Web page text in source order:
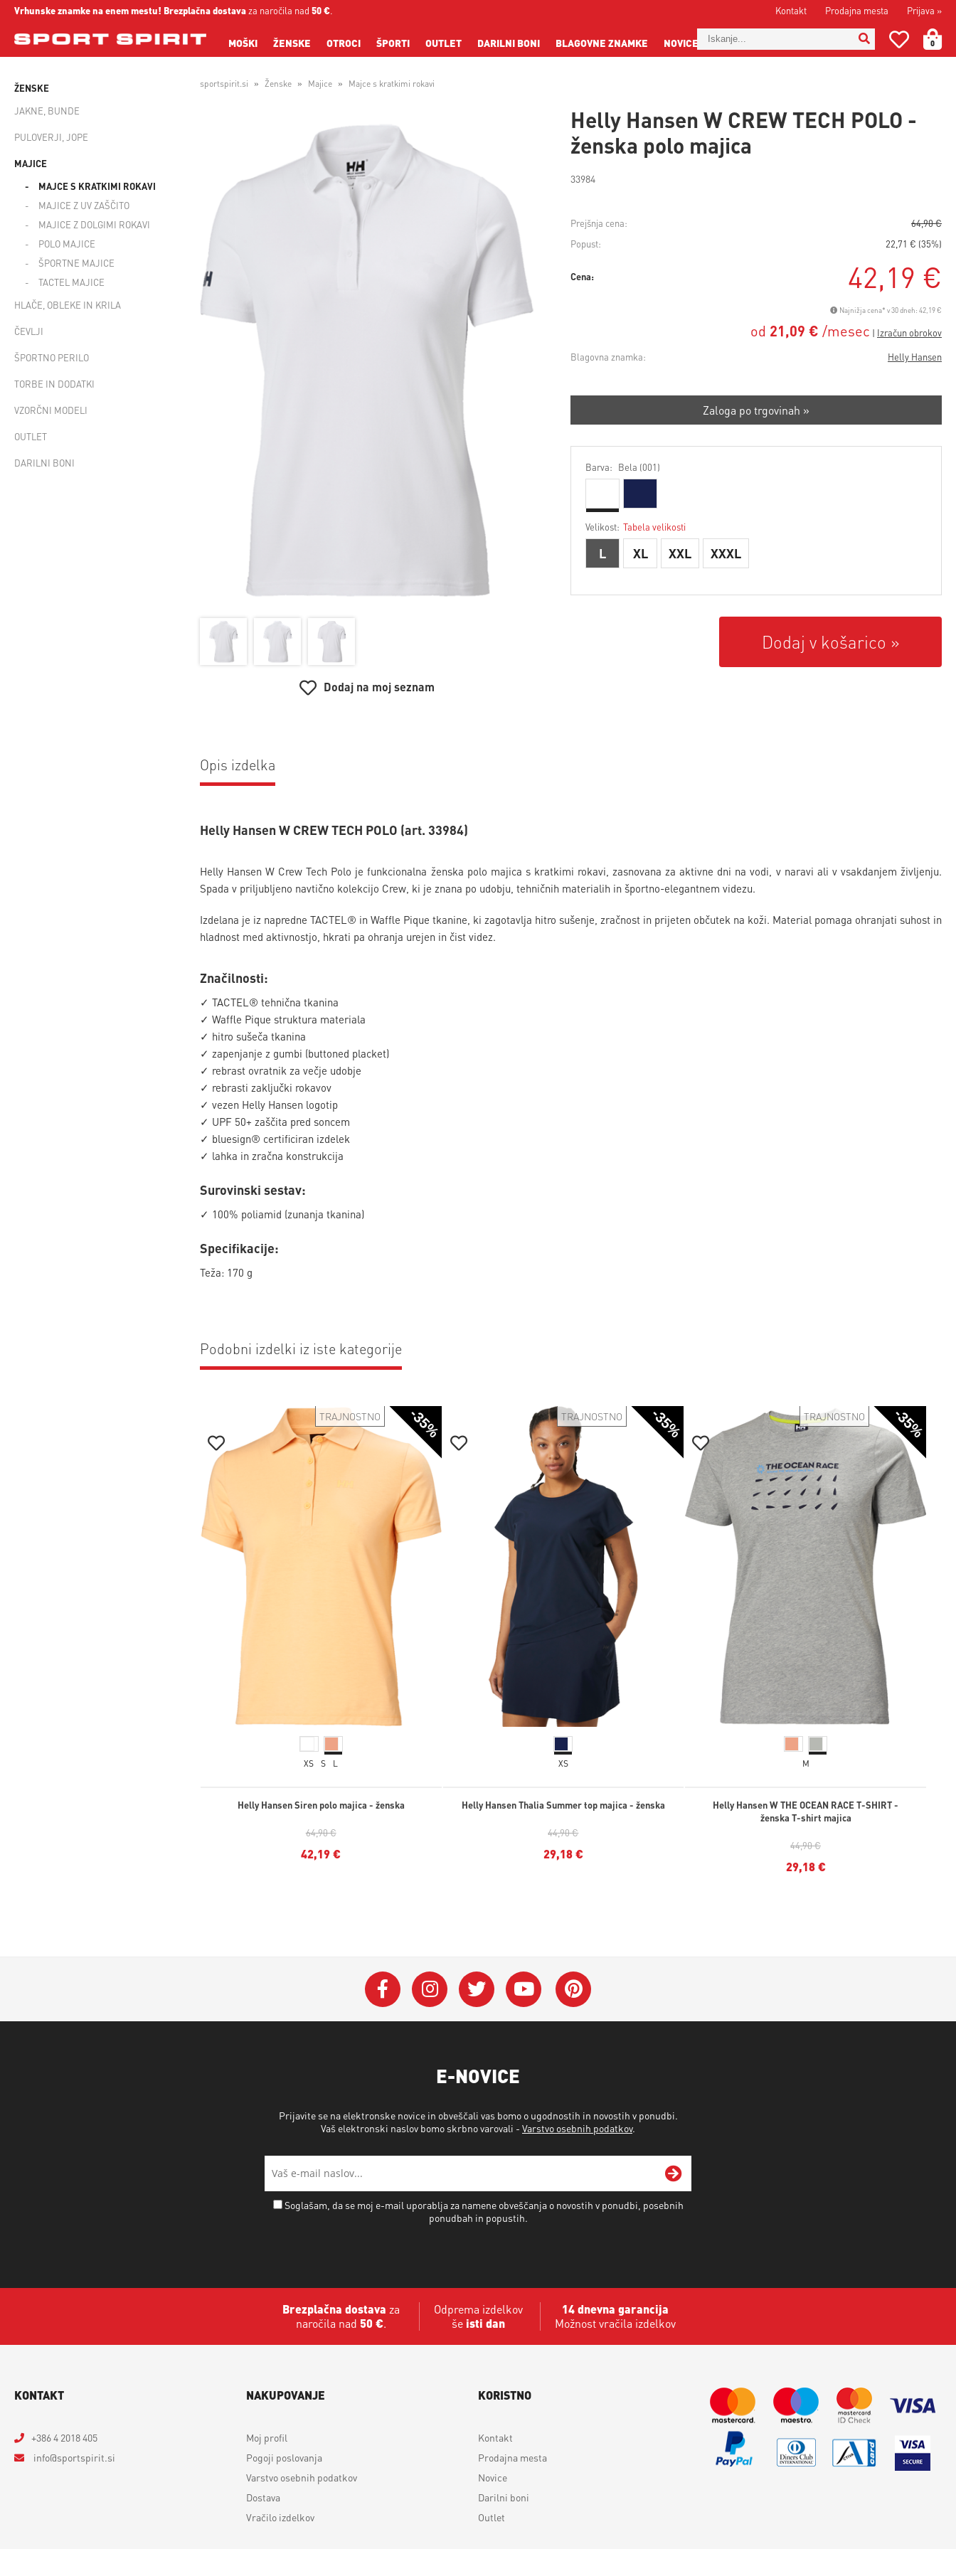
Prijava »
Kontakt Prodajna mesta
Vrhunske znamke na enem mestu! Brezplačna dostavaza naročila nad 50 €.
0
MOŠKI ŽENSKE OTROCI ŠPORTI OUTLET DARILNI BONI BLAGOVNE ZNAMKE NOVICE
ŽENSKE
JAKNE, BUNDE
PULOVERJI, JOPE
MAJICE
MAJCE S KRATKIMI ROKAVI
MAJICE Z UV ZAŠČITO
MAJICE Z DOLGIMI ROKAVI
POLO MAJICE
ŠPORTNE MAJICE
TACTEL MAJICE
HLAČE, OBLEKE IN KRILA
ČEVLJI
ŠPORTNO PERILO
TORBE IN DODATKI
VZORČNI MODELI
OUTLET
DARILNI BONI
sportspirit.si Ženske Majice Majce s kratkimi rokavi
Helly Hansen W CREW TECH POLO -
ženska polo majica
33984
Dodaj na moj seznam
Prejšnja cena:
64,90 €
Popust:
22,71 € (35%)
Cena: 42,19 €
Najnižja cena* v 30 dneh: 42,19 €
od 21,09 € /mesec
Blagovna znamka: Helly Hansen
Zaloga po trgovinah »
Barva: Bela (001)
Velikost: Tabela velikosti
L XL XXL XXXL
Dodaj v košarico
Opis izdelka
Helly Hansen W CREW TECH POLO (art. 33984)
Helly Hansen W Crew Tech Polo je funkcionalna ženska polo majica s kratkimi rokavi, zasnovana za aktivne dni na vodi, v naravi ali v vsakdanjem življenju.
Spada v priljubljeno navtično kolekcijo Crew, ki je znana po udobju, tehničnih materialih in športno-elegantnem videzu.
Izdelana je iz napredne TACTEL® in Waffle Pique tkanine, ki zagotavlja hitro sušenje, zračnost in prijeten občutek na koži. Material pomaga ohranjati suhost in
hladnost med aktivnostjo, hkrati pa ohranja urejen in čist videz.
Značilnosti:
✓ TACTEL® tehnična tkanina
✓ Waffle Pique struktura materiala
✓ hitro sušeča tkanina
✓ zapenjanje z gumbi (buttoned placket)
✓ rebrast ovratnik za večje udobje
✓ rebrasti zaključki rokavov
✓ vezen Helly Hansen logotip
✓ UPF 50+ zaščita pred soncem
✓ bluesign® certificiran izdelek
✓ lahka in zračna konstrukcija
Surovinski sestav:
✓ 100% poliamid (zunanja tkanina)
Specifikacije:
Teža: 170 g
Podobni izdelki iz iste kategorije
-35%
TRAJNOSTNO
XS S L
Helly Hansen Siren polo majica - ženska
64,90 €
42,19 €
-35%
TRAJNOSTNO
XS
Helly Hansen Thalia Summer top majica - ženska
44,90 €
29,18 €
-35%
TRAJNOSTNO
M
Helly Hansen W THE OCEAN RACE T-SHIRT -
ženska T-shirt majica
44,90 €
29,18 €
E-NOVICE
Prijavite se na elektronske novice in obveščali vas bomo o ugodnostih in novostih v ponudbi.
Vaš elektronski naslov bomo skrbno varovali - Varstvo osebnih podatkov.
Soglašam, da se moj e-mail uporablja za namene obveščanja o novostih v ponudbi, posebnih
ponudbah in popustih.
Brezplačna dostava za
naročila nad 50 €.
Odprema izdelkov
še isti dan
14 dnevna garancija
Možnost vračila izdelkov
KONTAKT
+386 4 2018 405
info
sportspirit.si
NAKUPOVANJE
Moj profil
Pogoji poslovanja
Varstvo osebnih podatkov
Dostava
Vračilo izdelkov
KORISTNO
Kontakt
Prodajna mesta
Novice
Darilni boni
Outlet